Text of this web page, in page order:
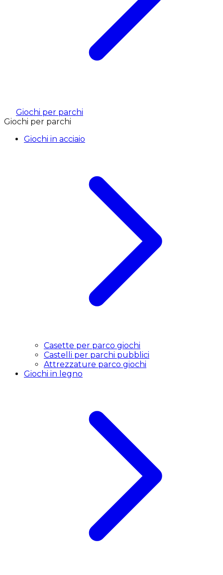
Giochi per parchi
Giochi per parchi
Giochi in acciaio
Casette per parco giochi
Castelli per parchi pubblici
Attrezzature parco giochi
Giochi in legno